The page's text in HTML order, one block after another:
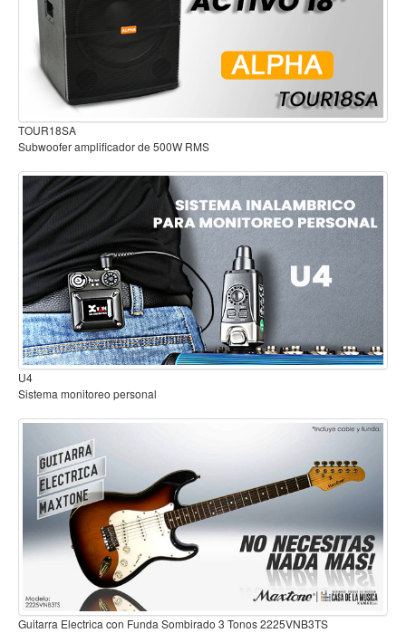
Mantenimiento y cuidado
Fajas y soportes
Fundas y estuches
Boquillas y abrazaderas
Accesorios
Percusión
Panderos
Percusión Latina
Tambores
Redoblantes
Bombos
Kalimba
Campanas, lluvias y platillos
Cueros
Accesorios
Marcha
Redoblantes
Tambores
Multi-tenores
Tonos 2225VNB3TS
B2
Guitarra Electrica con Funda Sombirado 3